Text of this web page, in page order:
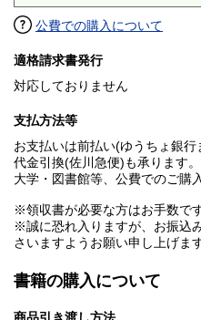
公費での購入について
適格請求書発行
対応しておりません
支払方法等
お支払いは前払い(ゆうちょ銀行
代金引換(佐川急便)も承ります。
大学・図書館等、公費でのご購
※領収書が必要な方はお手数で
※誠に恐れ入りますが、お振込
さいますようお願い申し上げます
書籍の購入について